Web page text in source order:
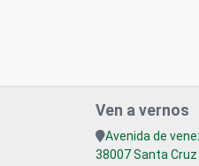
Ven a vernos
Avenida de
38007 Santa